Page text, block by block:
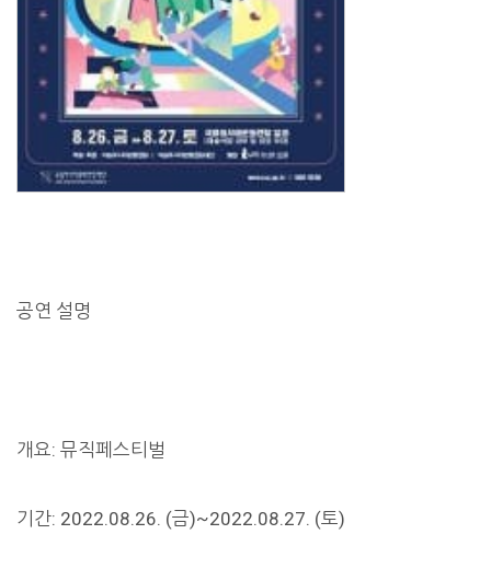
공연 설명
개요: 뮤직페스티벌
기간: 2022.08.26. (금)~2022.08.27. (토)